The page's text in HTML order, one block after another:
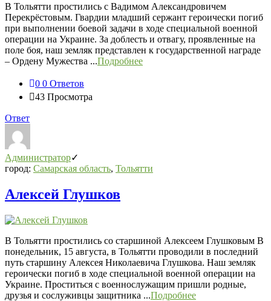
В Тольятти простились с Вадимом Александровичем
Перекрёстовым. Гвардии младший сержант героически погиб
при выполнении боевой задачи в ходе специальной военной
операции на Украине. За доблесть и отвагу, проявленные на
поле боя, наш земляк представлен к государственной награде
– Ордену Мужества ...Подробнее
0 0 Ответов
43 Просмотра
Ответ
Администратор
город: Самарская область, Тольятти
Алексей Глушков
В Тольятти простились со старшиной Алексеем Глушковым В
понедельник, 15 августа, в Тольятти проводили в последний
путь старшину Алексея Николаевича Глушкова. Наш земляк
героически погиб в ходе специальной военной операции на
Украине. Проститься с военнослужащим пришли родные,
друзья и сослуживцы защитника ...Подробнее